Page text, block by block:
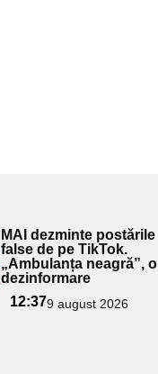
MAI dezminte postările
false de pe TikTok.
„Ambulanța neagră”, o
dezinformare
12:379 august 2026